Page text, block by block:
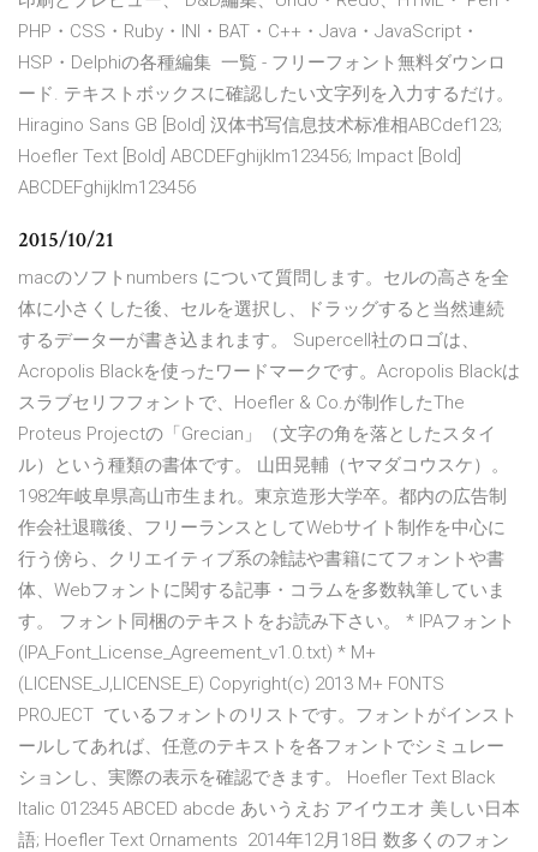
PHP・CSS・Ruby・INI・BAT・C++・Java・JavaScript・
HSP・Delphiの各種編集 一覧 - フリーフォント無料ダウンロ
ード. テキストボックスに確認したい文字列を入力するだけ。
Hiragino Sans GB [Bold] 汉体书写信息技术标准相ABCdef123;
Hoefler Text [Bold] ABCDEFghijklm123456; Impact [Bold]
ABCDEFghijklm123456
2015/10/21
macのソフトnumbers について質問します。セルの高さを全
体に小さくした後、セルを選択し、ドラッグすると当然連続
するデーターが書き込まれます。 Supercell社のロゴは、
Acropolis Blackを使ったワードマークです。Acropolis Blackは
スラブセリフフォントで、Hoefler & Co.が制作したThe
Proteus Projectの「Grecian」（文字の角を落としたスタイ
ル）という種類の書体です。 山田晃輔（ヤマダコウスケ）。
1982年岐阜県高山市生まれ。東京造形大学卒。都内の広告制
作会社退職後、フリーランスとしてWebサイト制作を中心に
行う傍ら、クリエイティブ系の雑誌や書籍にてフォントや書
体、Webフォントに関する記事・コラムを多数執筆していま
す。 フォント同梱のテキストをお読み下さい。 * IPAフォント
(IPA_Font_License_Agreement_v1.0.txt) * M+
(LICENSE_J,LICENSE_E) Copyright(c) 2013 M+ FONTS
PROJECT ているフォントのリストです。フォントがインスト
ールしてあれば、任意のテキストを各フォントでシミュレー
ションし、実際の表示を確認できます。 Hoefler Text Black
Italic 012345 ABCED abcde あいうえお アイウエオ 美しい日本
語; Hoefler Text Ornaments 2014年12月18日 数多くのフォン